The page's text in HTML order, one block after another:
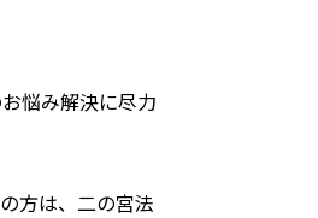
悩み解決に尽力
方は、二の宮法